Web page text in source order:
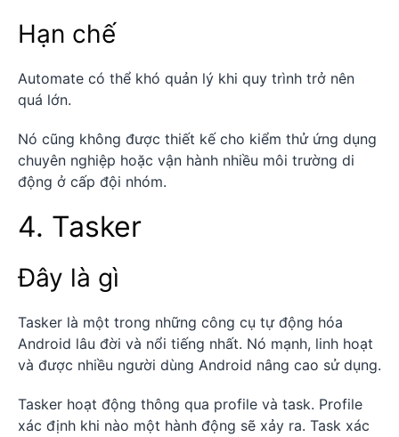
Hạn chế
Automate có thể khó quản lý khi quy trình trở nên
quá lớn.
Nó cũng không được thiết kế cho kiểm thử ứng dụng
chuyên nghiệp hoặc vận hành nhiều môi trường di
động ở cấp đội nhóm.
4. Tasker
Đây là gì
Tasker là một trong những công cụ tự động hóa
Android lâu đời và nổi tiếng nhất. Nó mạnh, linh hoạt
và được nhiều người dùng Android nâng cao sử dụng.
Tasker hoạt động thông qua profile và task. Profile
xác định khi nào một hành động sẽ xảy ra. Task xác